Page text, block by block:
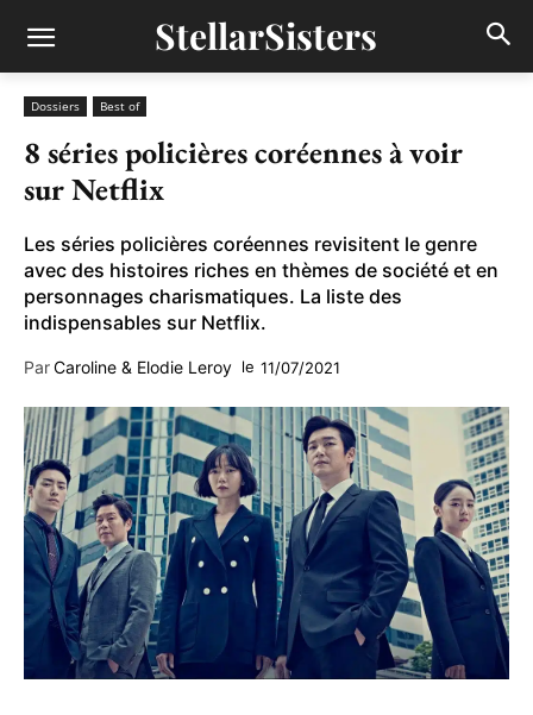
StellarSisters
Dossiers Best of
8 séries policières coréennes à voir
sur Netflix
Les séries policières coréennes revisitent le genre
avec des histoires riches en thèmes de société et en
personnages charismatiques. La liste des
indispensables sur Netflix.
ParCaroline & Elodie Leroy le 11/07/2021